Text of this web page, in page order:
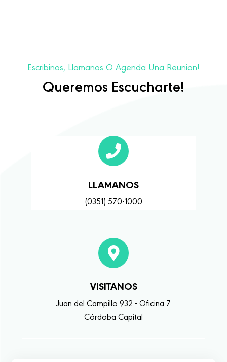
Escribinos, Llamanos O Agenda Una Reunion!
Queremos Escucharte!
LLAMANOS
(0351) 570-1000
VISITANOS
Juan del Campillo 932 - Oficina 7
Córdoba Capital